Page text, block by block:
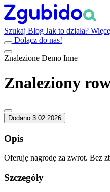
Szukaj Blog Jak to działa?
Dołącz do nas!
Znalezione Demo Inne
Znaleziony
Dodano 3.02.2026
Opis
Oferuję nagrodę za zwrot. Bez
Szczegóły